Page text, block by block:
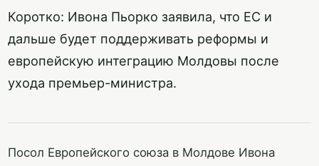
Коротко: Ивона Пьорко заявила, что ЕС и
дальше будет поддерживать реформы и
европейскую интеграцию Молдовы после
ухода премьер-министра.
Посол Европейского союза в Молдове Ивона